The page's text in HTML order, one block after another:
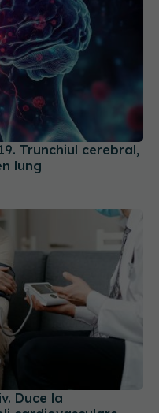
Trunchiul cerebral,
lung
Duce la
cardiovasculare